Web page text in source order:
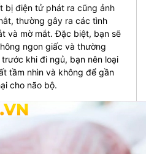
bị điện tử phát ra cũng ảnh
thường gây ra các tình
và mờ mắt. Đặc biệt, bạn sẽ
ngon giấc và thường
khi đi ngủ, bạn nên loại
tầm nhìn và không để gần
cho não bộ.